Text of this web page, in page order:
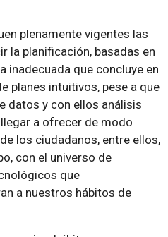
plenamente vigentes las
la planificación, basadas en
inadecuada que concluye en
planes intuitivos, pese a que
datos y con ellos análisis
a ofrecer de modo
los ciudadanos, entre ellos,
con el universo de
que
a nuestros hábitos de